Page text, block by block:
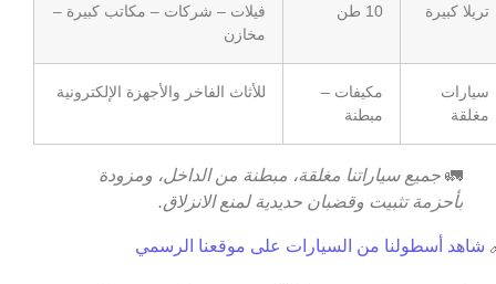
تريلا كبيرة 10 طن
فيلات – شركات – مكاتب كبيرة –
مخازن
سيارات
مغلقة
مكيفات –
مبطنة
للأثاث الفاخر والأجهزة الإلكترونية
🚛 جميع سياراتنا مغلقة، مبطنة من الداخل، ومزودة
بأحزمة تثبيت وقضبان حديدية لمنع الانزلاق.
شاهد أسطولنا من السيارات على موقعنا الرسمي